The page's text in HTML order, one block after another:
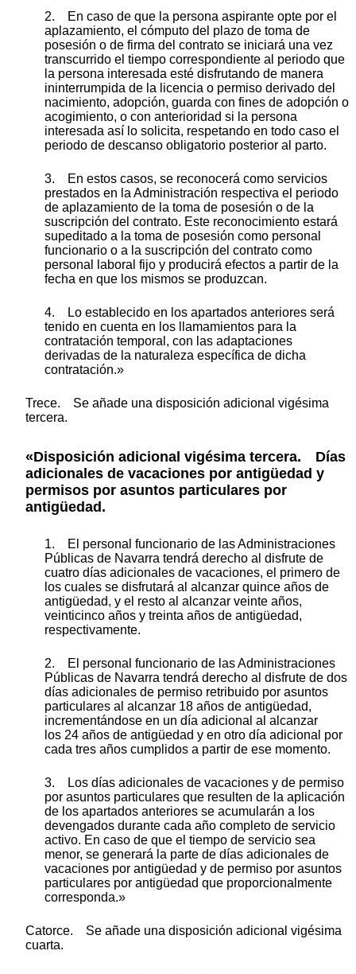
2. En caso de que la persona aspirante opte por el
aplazamiento, el cómputo del plazo de toma de
posesión o de firma del contrato se iniciará una vez
transcurrido el tiempo correspondiente al periodo que
la persona interesada esté disfrutando de manera
ininterrumpida de la licencia o permiso derivado del
nacimiento, adopción, guarda con fines de adopción o
acogimiento, o con anterioridad si la persona
interesada así lo solicita, respetando en todo caso el
periodo de descanso obligatorio posterior al parto.
3. En estos casos, se reconocerá como servicios
prestados en la Administración respectiva el periodo
de aplazamiento de la toma de posesión o de la
suscripción del contrato. Este reconocimiento estará
supeditado a la toma de posesión como personal
funcionario o a la suscripción del contrato como
personal laboral fijo y producirá efectos a partir de la
fecha en que los mismos se produzcan.
4. Lo establecido en los apartados anteriores será
tenido en cuenta en los llamamientos para la
contratación temporal, con las adaptaciones
derivadas de la naturaleza específica de dicha
contratación.»
Trece. Se añade una disposición adicional vigésima
tercera.
«Disposición adicional vigésima tercera. Días
adicionales de vacaciones por antigüedad y
permisos por asuntos particulares por
antigüedad.
1. El personal funcionario de las Administraciones
Públicas de Navarra tendrá derecho al disfrute de
cuatro días adicionales de vacaciones, el primero de
los cuales se disfrutará al alcanzar quince años de
antigüedad, y el resto al alcanzar veinte años,
veinticinco años y treinta años de antigüedad,
respectivamente.
2. El personal funcionario de las Administraciones
Públicas de Navarra tendrá derecho al disfrute de dos
días adicionales de permiso retribuido por asuntos
particulares al alcanzar 18 años de antigüedad,
incrementándose en un día adicional al alcanzar
los 24 años de antigüedad y en otro día adicional por
cada tres años cumplidos a partir de ese momento.
3. Los días adicionales de vacaciones y de permiso
por asuntos particulares que resulten de la aplicación
de los apartados anteriores se acumularán a los
devengados durante cada año completo de servicio
activo. En caso de que el tiempo de servicio sea
menor, se generará la parte de días adicionales de
vacaciones por antigüedad y de permiso por asuntos
particulares por antigüedad que proporcionalmente
corresponda.»
Catorce. Se añade una disposición adicional vigésima
cuarta.